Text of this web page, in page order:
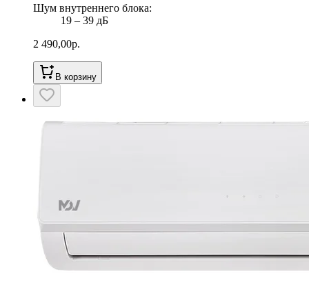
Шум внутреннего блока:
19 ‒ 39 дБ
2 490,00р.
В корзину